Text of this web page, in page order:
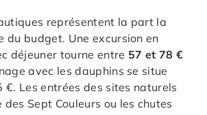
représentent la part la
du budget. Une excursion en
déjeuner tourne entre 57 et 78 €
avec les dauphins se situe
€. Les entrées des sites naturels
des Sept Couleurs ou les chutes